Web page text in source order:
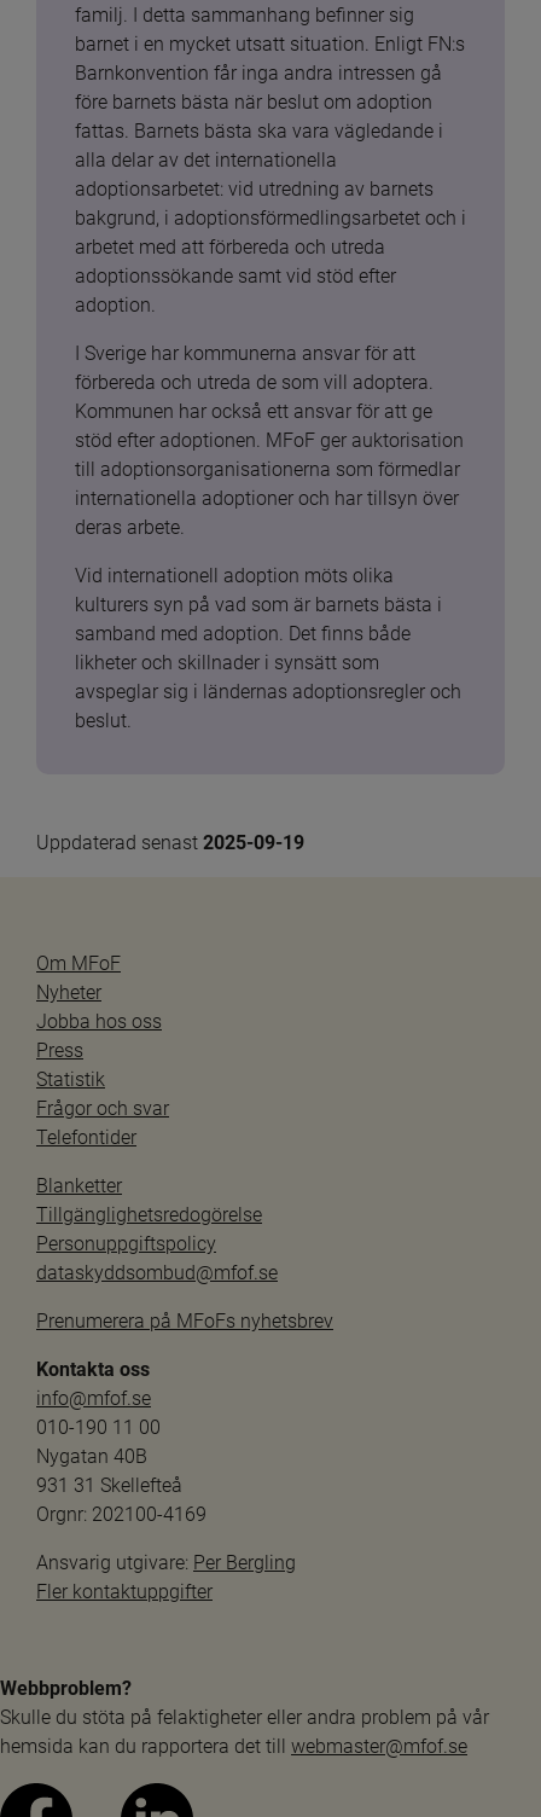
familj. I detta sammanhang befinner sig
barnet i en mycket utsatt situation. Enligt FN:s
Barnkonvention får inga andra intressen gå
före barnets bästa när beslut om adoption
fattas. Barnets bästa ska vara vägledande i
alla delar av det internationella
adoptionsarbetet: vid utredning av barnets
bakgrund, i adoptionsförmedlingsarbetet och i
arbetet med att förbereda och utreda
adoptionssökande samt vid stöd efter
adoption.
I Sverige har kommunerna ansvar för att
förbereda och utreda de som vill adoptera.
Kommunen har också ett ansvar för att ge
stöd efter adoptionen. MFoF ger auktorisation
till adoptionsorganisationerna som förmedlar
internationella adoptioner och har tillsyn över
deras arbete.
Vid internationell adoption möts olika
kulturers syn på vad som är barnets bästa i
samband med adoption. Det finns både
likheter och skillnader i synsätt som
avspeglar sig i ländernas adoptionsregler och
beslut.
Uppdaterad senast 2025-09-19
Om MFoF
Nyheter
Jobba hos oss
Press
Statistik
Frågor och svar
Telefontider
Blanketter
Tillgänglighetsredogörelse
Personuppgiftspolicy
dataskyddsombud@mfof.se
Prenumerera på MFoFs nyhetsbrev
Kontakta oss
info@mfof.se
010-190 11 00
Nygatan 40B
931 31 Skellefteå
Orgnr: 202100-4169
Ansvarig utgivare: Per Bergling
Fler kontaktuppgifter
Webbproblem?
Skulle du stöta på felaktigheter eller andra problem på vår
hemsida kan du rapportera det till webmaster@mfof.se